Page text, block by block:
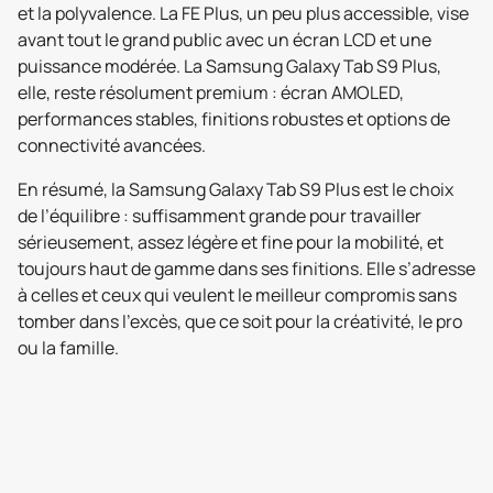
et la polyvalence. La FE Plus, un peu plus accessible, vise
avant tout le grand public avec un écran LCD et une
puissance modérée. La Samsung Galaxy Tab S9 Plus,
elle, reste résolument premium : écran AMOLED,
performances stables, finitions robustes et options de
connectivité avancées.
En résumé, la Samsung Galaxy Tab S9 Plus est le choix
de l’équilibre : suffisamment grande pour travailler
sérieusement, assez légère et fine pour la mobilité, et
toujours haut de gamme dans ses finitions. Elle s’adresse
à celles et ceux qui veulent le meilleur compromis sans
tomber dans l’excès, que ce soit pour la créativité, le pro
ou la famille.